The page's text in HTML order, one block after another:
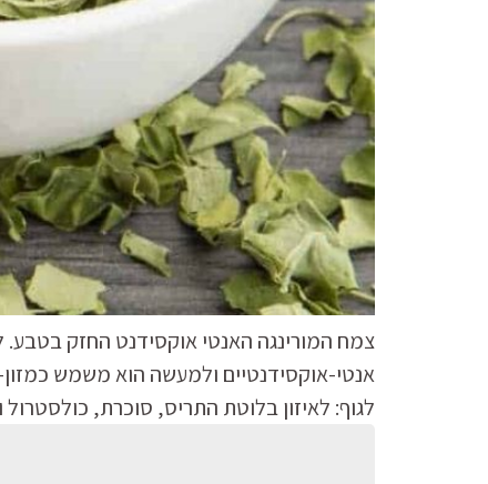
צמח המורינגה האנטי אוקסידנט החזק בטבע.
אנטי-אוקסידנטיים ולמעשה הוא משמש כמזון-
לגוף: לאיזון בלוטת התריס, סוכרת,